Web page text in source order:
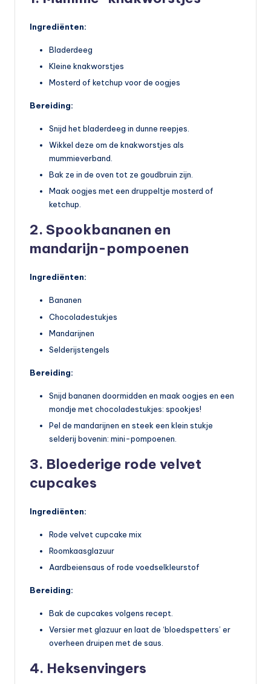
Ingrediënten:
Bladerdeeg
Kleine knakworstjes
Mosterd of ketchup voor de oogjes
Bereiding:
Snijd het bladerdeeg in dunne reepjes.
Wikkel deze om de knakworstjes als
mummieverband.
Bak ze in de oven tot ze goudbruin zijn.
Maak oogjes met een druppeltje mosterd of
ketchup.
2. Spookbananen en
mandarijn-pompoenen
Ingrediënten:
Bananen
Chocoladestukjes
Mandarijnen
Selderijstengels
Bereiding:
Snijd bananen doormidden en maak oogjes en een
mondje met chocoladestukjes: spookjes!
Pel de mandarijnen en steek een klein stukje
selderij bovenin: mini-pompoenen.
3. Bloederige rode velvet
cupcakes
Ingrediënten:
Rode velvet cupcake mix
Roomkaasglazuur
Aardbeiensaus of rode voedselkleurstof
Bereiding:
Bak de cupcakes volgens recept.
Versier met glazuur en laat de ‘bloedspetters’ er
overheen druipen met de saus.
4. Heksenvingers